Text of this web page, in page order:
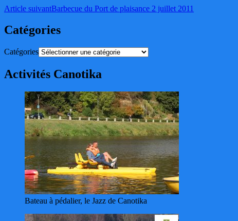
Article suivantBarbecue du Port de plaisance 2 juillet 2011
Catégories
Catégories
Activités Canotika
Bateau à pédalier, le Jazz de Canotika